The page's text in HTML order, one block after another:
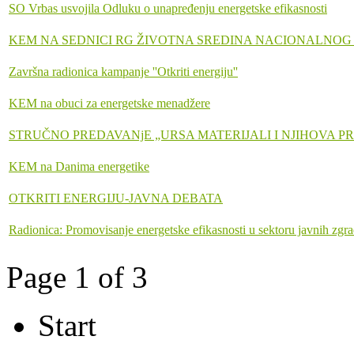
SO Vrbas usvojila Odluku o unapređenju energetske efikasnosti
KEM NA SEDNICI RG ŽIVOTNA SREDINA
Završna radionica kampanje ''Otkriti energiju''
KEM na obuci za energetske menadžere
STRUČNO PREDAVANjE „URSA MATERIJALI I NJIHOVA
KEM na Danima energetike
OTKRITI ENERGIJU-JAVNA DEBATA
Radionica: Promovisanje energetske efikasnosti u sektoru javnih
Page 1 of 3
Start